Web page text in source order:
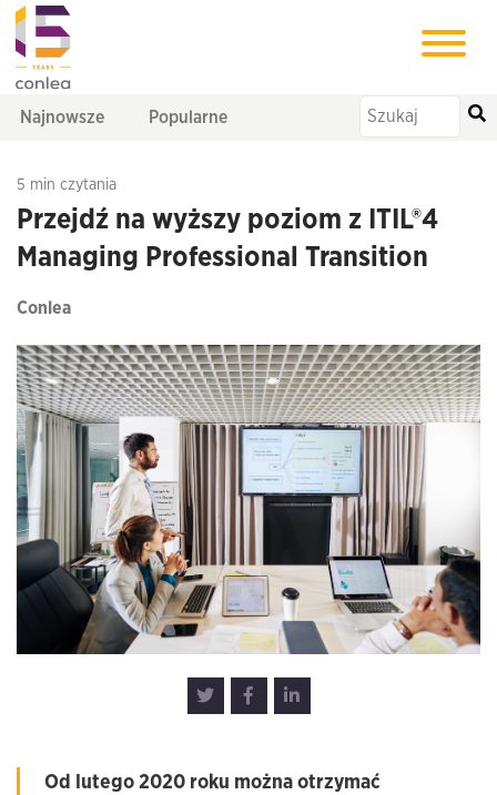
Najnowsze Popularne
5 min czytania
Przejdź na wyższy poziom z ITIL®4
Managing Professional Transition
Conlea
Od lutego 2020 roku można otrzymać